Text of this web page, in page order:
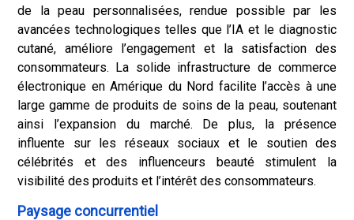
de la peau personnalisées, rendue possible par les
avancées technologiques telles que l’IA et le diagnostic
cutané, améliore l’engagement et la satisfaction des
consommateurs. La solide infrastructure de commerce
électronique en Amérique du Nord facilite l’accès à une
large gamme de produits de soins de la peau, soutenant
ainsi l’expansion du marché. De plus, la présence
influente sur les réseaux sociaux et le soutien des
célébrités et des influenceurs beauté stimulent la
visibilité des produits et l’intérêt des consommateurs.
Paysage concurrentiel